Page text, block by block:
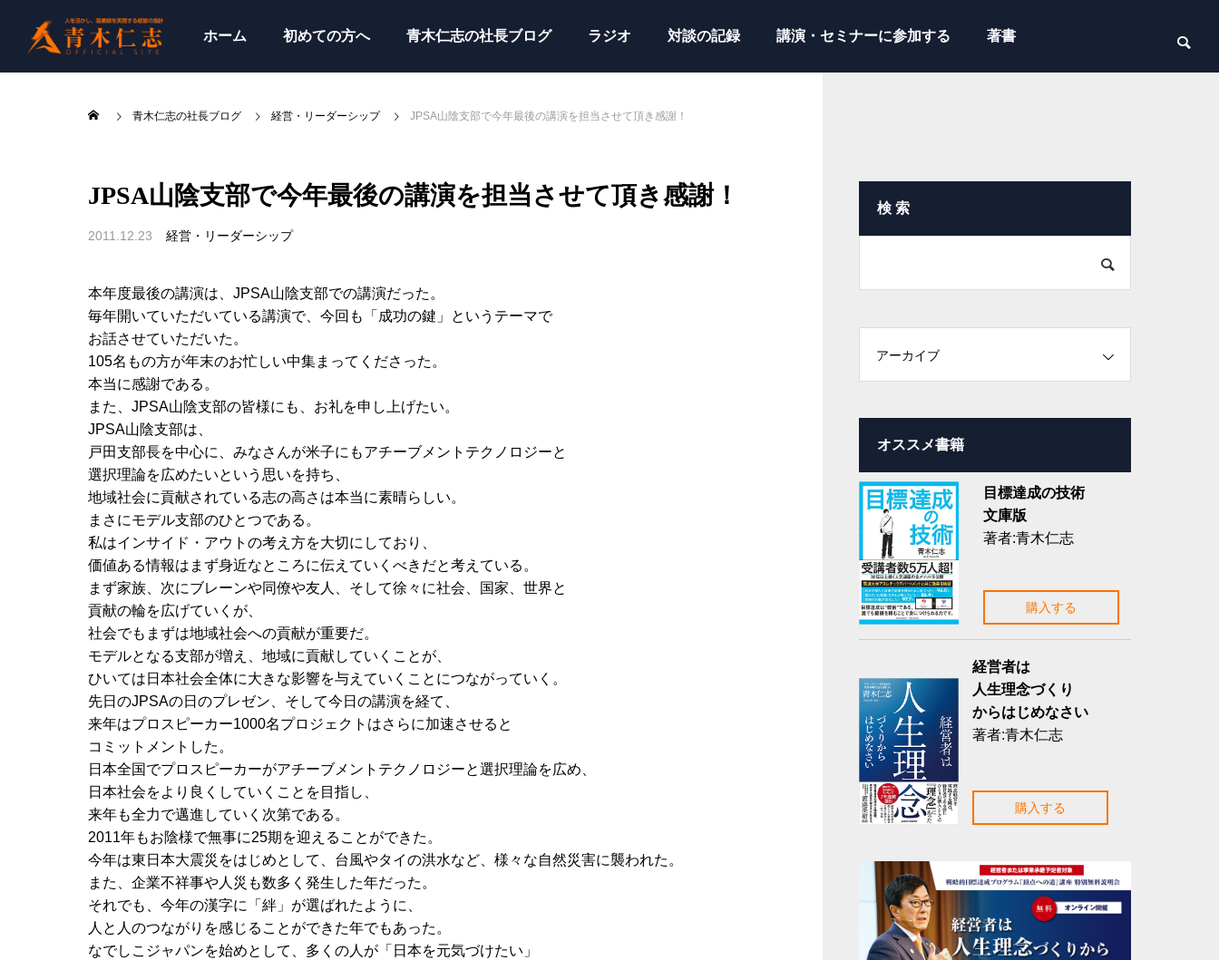
ホーム 初めての方へ 青木仁志の社長ブログ ラジオ 対談の記録 講演・セミナーに参加する 著書
青木仁志の社長ブログ 経営・リーダーシップ JPSA山陰支部で今年最後の講演を担当させて頂き感謝！
JPSA山陰支部で今年最後の講演を担当させて頂き感謝！
2011.12.23 経営・リーダーシップ
本年度最後の講演は、JPSA山陰支部での講演だった。
毎年開いていただいている講演で、今回も「成功の鍵」というテーマで
お話させていただいた。
105名もの方が年末のお忙しい中集まってくださった。
本当に感謝である。
また、JPSA山陰支部の皆様にも、お礼を申し上げたい。
JPSA山陰支部は、
戸田支部長を中心に、みなさんが米子にもアチーブメントテクノロジーと
選択理論を広めたいという思いを持ち、
地域社会に貢献されている志の高さは本当に素晴らしい。
まさにモデル支部のひとつである。
私はインサイド・アウトの考え方を大切にしており、
価値ある情報はまず身近なところに伝えていくべきだと考えている。
まず家族、次にブレーンや同僚や友人、そして徐々に社会、国家、世界と
貢献の輪を広げていくが、
社会でもまずは地域社会への貢献が重要だ。
モデルとなる支部が増え、地域に貢献していくことが、
ひいては日本社会全体に大きな影響を与えていくことにつながっていく。
先日のJPSAの日のプレゼン、そして今日の講演を経て、
来年はプロスピーカー1000名プロジェクトはさらに加速させると
コミットメントした。
日本全国でプロスピーカーがアチーブメントテクノロジーと選択理論を広め、
日本社会をより良くしていくことを目指し、
来年も全力で邁進していく次第である。
2011年もお陰様で無事に25期を迎えることができた。
今年は東日本大震災をはじめとして、台風やタイの洪水など、様々な自然災害に襲われた。
また、企業不祥事や人災も数多く発生した年だった。
それでも、今年の漢字に「絆」が選ばれたように、
人と人のつながりを感じることができた年でもあった。
なでしこジャパンを始めとして、多くの人が「日本を元気づけたい」
検 索
アーカイブ
オススメ書籍
目標達成の技術
文庫版
著者:青木仁志
購入する
経営者は
人生理念づくり
からはじめなさい
著者:青木仁志
購入する